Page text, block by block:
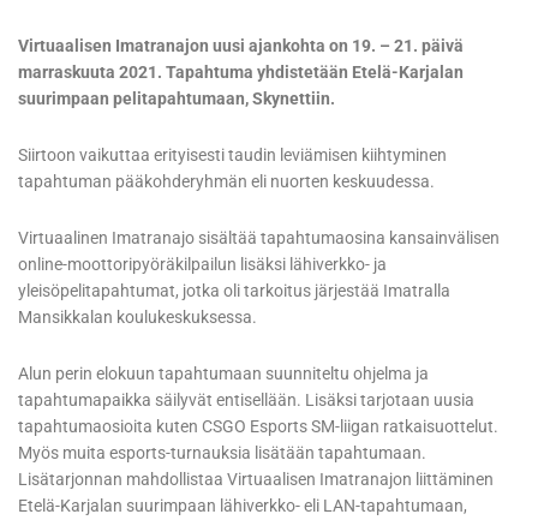
Virtuaalisen Imatranajon uusi ajankohta on 19. – 21. päivä
marraskuuta 2021. Tapahtuma yhdistetään Etelä-Karjalan
suurimpaan pelitapahtumaan, Skynettiin.
Siirtoon vaikuttaa erityisesti taudin leviämisen kiihtyminen
tapahtuman pääkohderyhmän eli nuorten keskuudessa.
Virtuaalinen Imatranajo sisältää tapahtumaosina kansainvälisen
online-moottoripyöräkilpailun lisäksi lähiverkko- ja
yleisöpelitapahtumat, jotka oli tarkoitus järjestää Imatralla
Mansikkalan koulukeskuksessa.
Alun perin elokuun tapahtumaan suunniteltu ohjelma ja
tapahtumapaikka säilyvät entisellään. Lisäksi tarjotaan uusia
tapahtumaosioita kuten CSGO Esports SM-liigan ratkaisuottelut.
Myös muita esports-turnauksia lisätään tapahtumaan.
Lisätarjonnan mahdollistaa Virtuaalisen Imatranajon liittäminen
Etelä-Karjalan suurimpaan lähiverkko- eli LAN-tapahtumaan,